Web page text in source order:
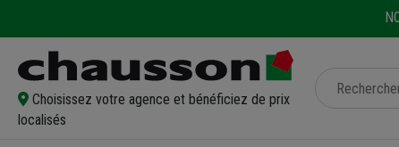
Choisissez votre agence et bénéficiez de prix
localisés